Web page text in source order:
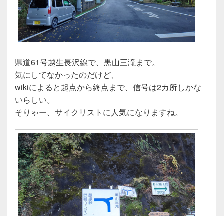
県道61号越生長沢線で、黒山三滝まで。
気にしてなかったのだけど、
wikiによると起点から終点まで、信号は2カ所しかな
いらしい。
そりゃー、サイクリストに人気になりますね。